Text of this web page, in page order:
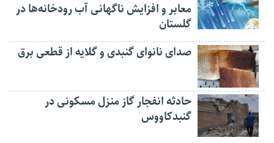
معابر و افزایش ناگهانی آب رودخانه‌ها در
گلستان
صدای نانوای گنبدی و گلایه از قطعی برق
حادثه انفجار گاز منزل مسکونی در
گنبدکاووس